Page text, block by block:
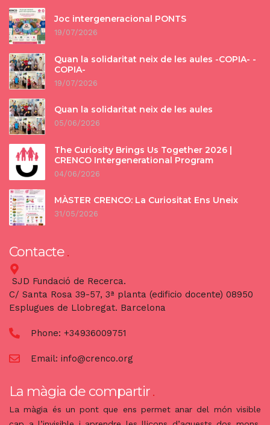
Joc intergeneracional PONTS
19/07/2026
Quan la solidaritat neix de les aules -COPIA- -
COPIA-
19/07/2026
Quan la solidaritat neix de les aules
05/06/2026
The Curiosity Brings Us Together 2026 |
CRENCO Intergenerational Program
04/06/2026
MÀSTER CRENCO: La Curiositat Ens Uneix
31/05/2026
Contacte
SJD Fundació de Recerca.
C/ Santa Rosa 39-57, 3ª planta (edificio docente) 08950
Esplugues de Llobregat. Barcelona
Phone: +34936009751
Email: info@crenco.org
La màgia de compartir
La màgia és un pont que ens permet anar del món visible